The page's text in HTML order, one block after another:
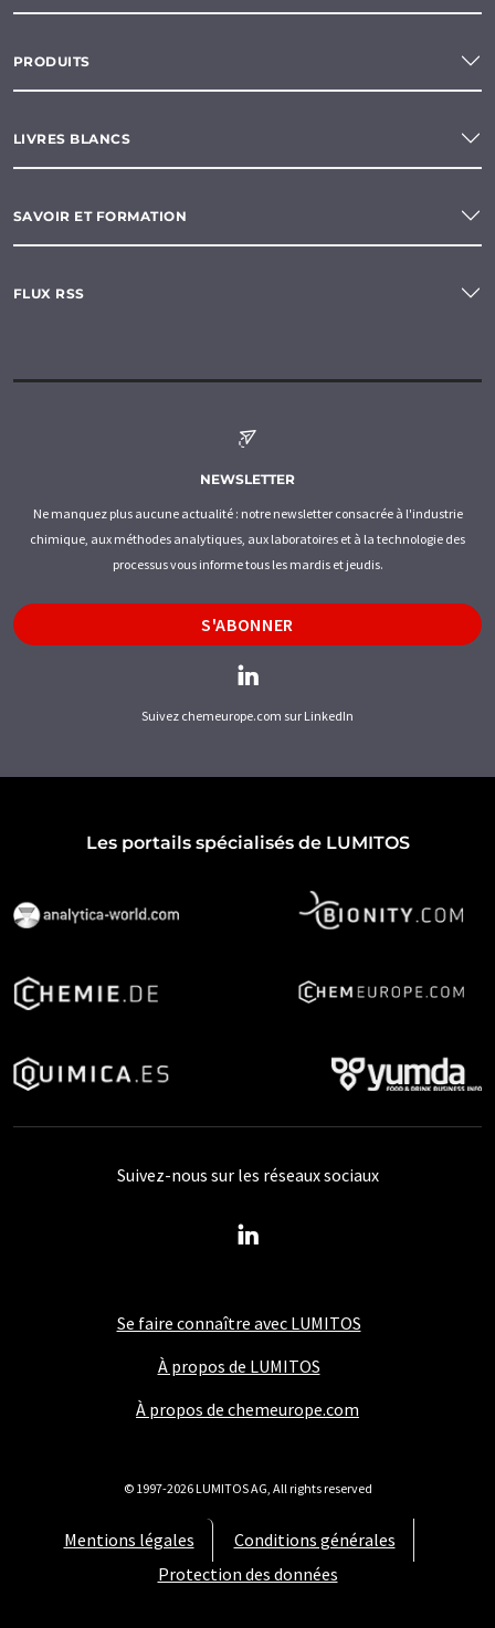
PRODUITS
LIVRES BLANCS
SAVOIR ET FORMATION
FLUX RSS
NEWSLETTER
Ne manquez plus aucune actualité : notre newsletter consacrée à l'industrie
chimique, aux méthodes analytiques, aux laboratoires et à la technologie des
processus vous informe tous les mardis et jeudis.
S'ABONNER
Suivez chemeurope.com sur LinkedIn
Les portails spécialisés de LUMITOS
Se faire connaître avec LUMITOS
À propos de LUMITOS
À propos de chemeurope.com
Mentions légales
Conditions générales
Protection des données
Suivez-nous sur les réseaux sociaux
© 1997-2026 LUMITOS AG, All rights reserved